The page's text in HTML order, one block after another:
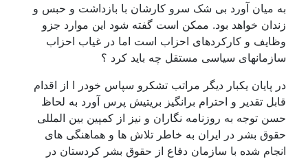
به میان آورد بی شک سرو کارشان با بازداشت و حبس و
زندان خواهد بود. ممکن است گفته شود این موارد جزو
وظایف و کارکردهای احزاب است اما در غیاب احزاب
سازمانهای سیاسی مستقل چه باید کرد ؟
در پایان یکبار دیگر مراتب تشکرو سپاس خودر ا از اقدام
قابل تقدیر و احترام برانگیز بریتیش پرس آورد به لحاظ
حسن توجه به روزنامه نگاران و نیز از کمپین بین المللی
حقوق بشر در ایران به خاطر تلاش ها و هماهنگی های
انجام شده با سازمان دفاع از حقوق بشر کردستان در